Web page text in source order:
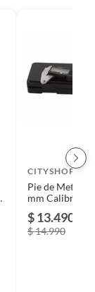
CITYSHOP
Pie de Metro
mm
LCD
$ 13.490
$ 14.990